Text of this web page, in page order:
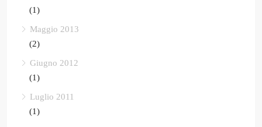
(1)
Maggio 2013
(2)
Giugno 2012
(1)
Luglio 2011
(1)